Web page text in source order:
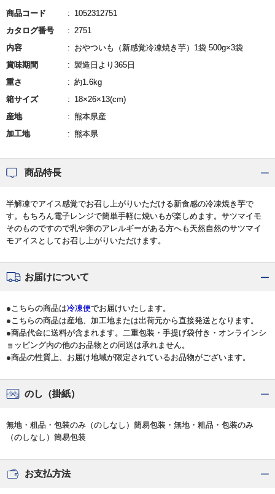
商品コード
1052312751
カタログ番号
2751
内容
おやついも（新感覚冷凍焼き芋）1袋 500g×3袋
賞味期間
製造日より365日
重さ
約1.6kg
箱サイズ
18×26×13(cm)
産地
熊本県産
加工地
熊本県
商品特長
半解凍でアイス感覚でお召し上がりいただける新食感の冷凍焼き芋で
す。もちろん電子レンジで簡単手軽に焼いもが楽しめます。サツマイモ
そのものですので乳や卵のアレルギーがある方へも天然自然のサツマイ
モアイスとしてお召し上がりいただけます。
お届けについて
●こちらの商品は冷凍便でお届けいたします。
●こちらの商品は産地、加工地または出荷元から直接発送となります。
●商品代金に送料が含まれます。二重包装・手提げ袋付き・オンラインシ
ョッピング内の他のお品物との同送は承れません。
●商品の性質上、お届け地域が限定されているお品物がございます。
のし（掛紙）
無地・粗品・包装のみ（のしなし）簡易包装・無地・粗品・包装のみ
（のしなし）簡易包装
お支払方法